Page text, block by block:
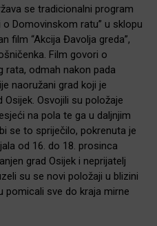
se tradicionalni program
Domovinskom ratu” u sklopu
film “Akcija Đavolja greda”,
Film govori o
rata, odmah nakon pada
naoružani grad koji je
Osvojili su položaje
na pola te ga u daljnjim
se to spriječilo, pokrenuta je
od 16. do 18. prosinca
grad Osijek i neprijatelj
su se novi položaji u blizini
pomicali sve do kraja mirne